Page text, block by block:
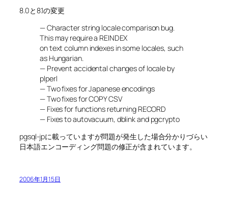
8.0と8.1の変更
— Character string locale comparison bug.
This may require a REINDEX
on text column indexes in some locales, such
as Hungarian.
— Prevent accidental changes of locale by
plperl
— Two fixes for Japanese encodings
— Two fixes for COPY CSV
— Fixes for functions returning RECORD
— Fixes to autovacuum, dblink and pgcrypto
pgsql-jpに載っていますが問題が発生した場合分かりづらい
日本語エンコーディング問題の修正が含まれています。
2006年1月15日